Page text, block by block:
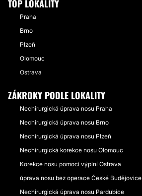
TOP LOKALITY
Praha
Brno
Plzeň
Olomouc
Ostrava
ZÁKROKY PODLE LOKALITY
Nechirurgická úprava nosu Praha
Nechirurgická úprava nosu Brno
Nechirurgická úprava nosu Plzeň
Nechirurgická korekce nosu Olomouc
Korekce nosu pomocí výplní Ostrava
úprava nosu bez operace České Budějovice
Nechirurgická úprava nosu Pardubice